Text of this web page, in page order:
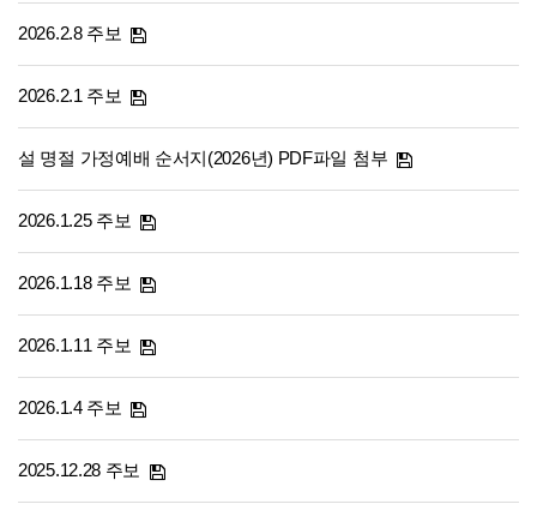
2026.2.8 주보
2026.2.1 주보
설 명절 가정예배 순서지(2026년) PDF파일 첨부
2026.1.25 주보
2026.1.18 주보
2026.1.11 주보
2026.1.4 주보
2025.12.28 주보